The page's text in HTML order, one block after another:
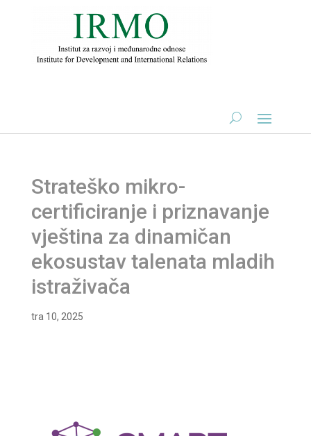
Strateško mikro-
certificiranje i priznavanje
vještina za dinamičan
ekosustav talenata mladih
istraživača
tra 10, 2025